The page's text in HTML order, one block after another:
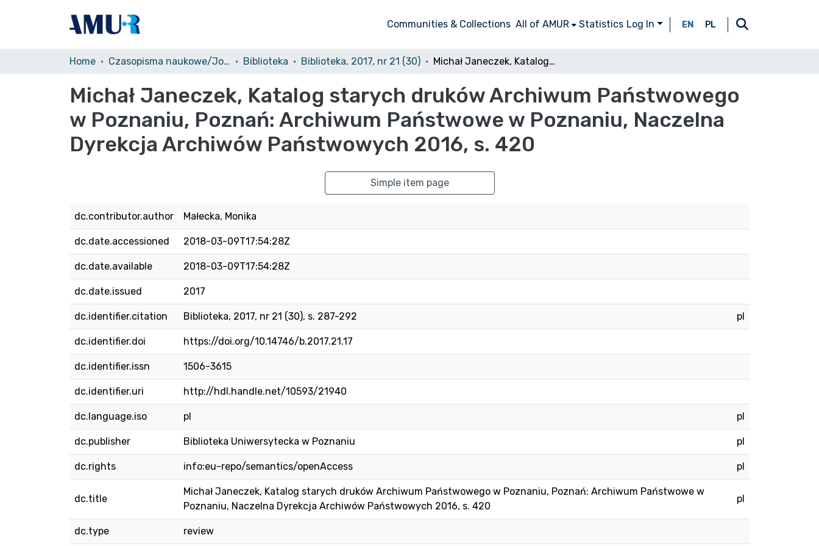
Communities & Collections All of AMUR Statistics Log In EN PL
Home Czasopisma naukowe/Journals Biblioteka Biblioteka, 2017, nr 21 (30) Michał Janeczek, Katalog starych druków Archiwum Państwowego w Poznaniu, Poznań: Archiwum Państwowe w Poznaniu, Naczelna Dyrekcja Archiwów Państwowych 2016, s. 420
Michał Janeczek, Katalog starych druków Archiwum Państwowego
w Poznaniu, Poznań: Archiwum Państwowe w Poznaniu, Naczelna
Dyrekcja Archiwów Państwowych 2016, s. 420
Simple item page
dc.contributor.author Małecka, Monika
dc.date.accessioned 2018-03-09T17:54:28Z
dc.date.available 2018-03-09T17:54:28Z
dc.date.issued 2017
dc.identifier.citation Biblioteka, 2017, nr 21 (30), s. 287-292 pl
dc.identifier.doi https://doi.org/10.14746/b.2017.21.17
dc.identifier.issn 1506-3615
dc.identifier.uri http://hdl.handle.net/10593/21940
dc.language.iso pl pl
dc.publisher Biblioteka Uniwersytecka w Poznaniu pl
dc.rights info:eu-repo/semantics/openAccess pl
dc.title
Michał Janeczek, Katalog starych druków Archiwum Państwowego w Poznaniu, Poznań: Archiwum Państwowe w
Poznaniu, Naczelna Dyrekcja Archiwów Państwowych 2016, s. 420
pl
dc.type review